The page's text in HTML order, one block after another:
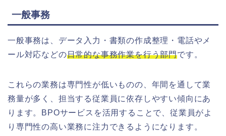
一般事務
一般事務は、データ入力・書類の作成整理・電話やメ
ール対応などの日常的な事務作業を行う部門です。
これらの業務は専門性が低いものの、年間を通して業
務量が多く、担当する従業員に依存しやすい傾向にあ
ります。BPOサービスを活用することで、従業員がよ
り専門性の高い業務に注力できるようになります。